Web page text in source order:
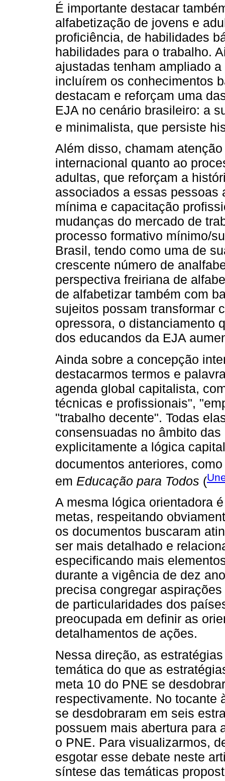
É importante destacar
alfabetização de jovens e
proficiência, de habilidades
habilidades para o trabalho.
ajustadas tenham ampliado
incluírem os conhecimentos
destacam e reforçam uma
EJA no cenário brasileiro: a
e minimalista, que persiste
Além disso, chamam
internacional quanto ao
adultas, que reforçam a
associados a essas pessoas
mínima e capacitação
mudanças do mercado de
processo formativo mínimo/
Brasil, tendo como uma de
crescente número de
perspectiva freiriana de
de alfabetizar também com
sujeitos possam transformar
opressora, o distanciamento
dos educandos da EJA
Ainda sobre a concepção
destacarmos termos e
agenda global capitalista,
técnicas e profissionais",
"trabalho decente". Todas
consensuadas no âmbito
explicitamente a lógica
documentos anteriores,
em Educação para Todos (
A mesma lógica orientadora
metas, respeitando
os documentos buscaram
ser mais detalhado e
especificando mais
durante a vigência de dez
precisa congregar
de particularidades dos
preocupada em definir as
detalhamentos de ações.
Nessa direção, as
temática do que as
meta 10 do PNE se
respectivamente. No tocante
se desdobraram em seis
possuem mais abertura para
o PNE. Para visualizarmos,
esgotar esse debate neste
síntese das temáticas